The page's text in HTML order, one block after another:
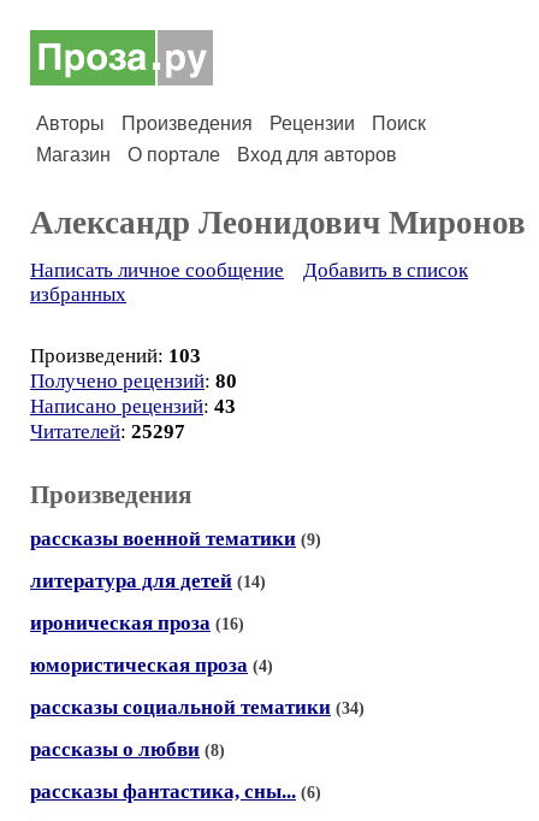
Авторы Произведения Рецензии
Поиск
Магазин
О портале Вход для авторов
Александр Леонидович Миронов
Написать личное сообщение
Добавить в список
избранных
Произведений: 103
Получено рецензий: 80
Написано рецензий: 43
Читателей: 25297
Произведения
рассказы военной тематики (9)
литература для детей (14)
ироническая проза (16)
юмористическая проза (4)
рассказы социальной тематики (34)
рассказы о любви (8)
рассказы фантастика, сны... (6)